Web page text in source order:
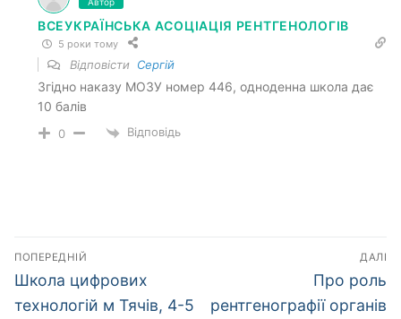
ВСЕУКРАЇНСЬКА АСОЦІАЦІЯ РЕНТГЕНОЛОГІВ
5 роки тому
Відповісти Сергій
Згідно наказу МОЗУ номер 446, одноденна школа дає
10 балів
0 Відповідь
Навігація
записів
ПОПЕРЕДНІЙ
Попередній
запис:
Школа цифрових
технологій м Тячів, 4-5
ДАЛІ
Наступний
запис:
Про роль
рентгенографії органів